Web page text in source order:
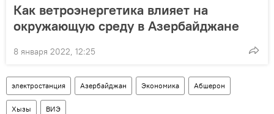
Как ветроэнергетика влияет на
окружающую среду в Азербайджане
8 января 2022, 12:25
электростанция Азербайджан Экономика Абшерон
Хызы ВИЭ